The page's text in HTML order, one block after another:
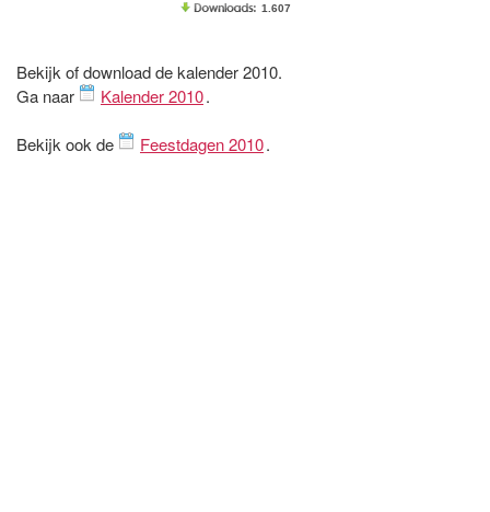
1.607
Bekijk of download de kalender 2010.
Ga naar
Kalender 2010.
Bekijk ook de Feestdagen 2010.